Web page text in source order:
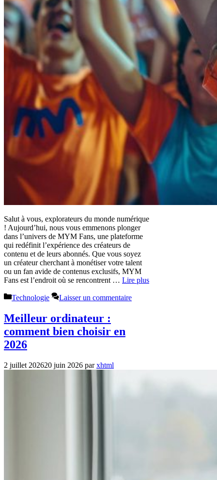
Salut à vous, explorateurs du monde numérique
! Aujourd’hui, nous vous emmenons plonger
dans l’univers de MYM Fans, une plateforme
qui redéfinit l’expérience des créateurs de
contenu et de leurs abonnés. Que vous soyez
un créateur cherchant à monétiser votre talent
ou un fan avide de contenus exclusifs, MYM
Fans est l’endroit où se rencontrent … Lire plus
Catégories
Technologie Laisser un commentaire
Meilleur ordinateur :
comment bien choisir en
2026
2 juillet 202620 juin 2026 parxhtml